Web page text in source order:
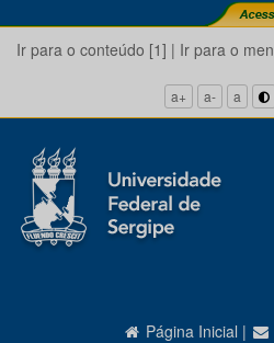
Ir para o conteúdo [1] | Ir para o
a+ a- a
Página Inicial |